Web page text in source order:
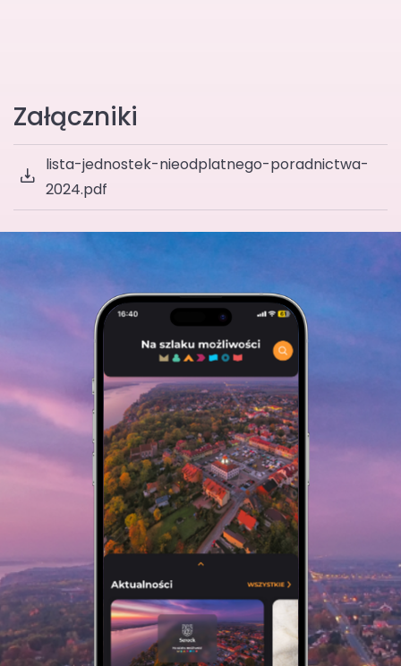
Załączniki
lista-jednostek-nieodplatnego-poradnictwa-
2024.pdf